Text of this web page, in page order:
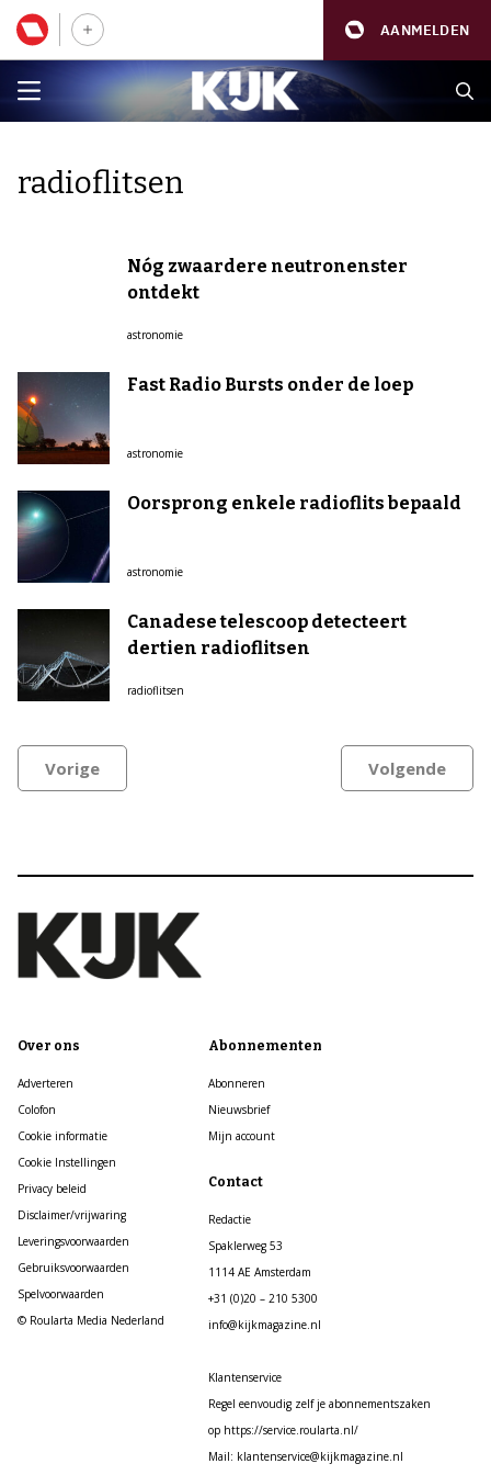
AANMELDEN
radioflitsen
Nóg zwaardere neutronenster
ontdekt
astronomie
Fast Radio Bursts onder de loep
astronomie
Oorsprong enkele radioflits bepaald
astronomie
Canadese telescoop detecteert
dertien radioflitsen
radioflitsen
Vorige Volgende
Over ons
Adverteren
Colofon
Cookie informatie
Cookie Instellingen
Privacy beleid
Disclaimer/vrijwaring
Leveringsvoorwaarden
Gebruiksvoorwaarden
Spelvoorwaarden
© Roularta Media Nederland
Abonnementen
Abonneren
Nieuwsbrief
Mijn account
Contact
Redactie
Spaklerweg 53
1114 AE Amsterdam
+31 (0)20 – 210 5300
info@kijkmagazine.nl
Klantenservice
Regel eenvoudig zelf je abonnementszaken
op https://service.roularta.nl/
Mail: klantenservice@kijkmagazine.nl